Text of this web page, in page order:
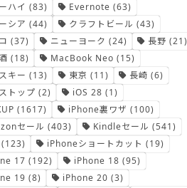
ハイ (83) Evernote (63)
シア (44) クラフトビール (43)
(37) ニューヨーク (24) 長野 (21)
(18) MacBook Neo (15)
キー (13) 東京 (11) 長崎 (6)
トップ (2) iOS 28 (1)
(1617) iPhone裏ワザ (100)
セール (403) Kindleセール (541)
(123) iPhoneショートカット (19)
17 (192) iPhone 18 (95)
19 (8) iPhone 20 (3)